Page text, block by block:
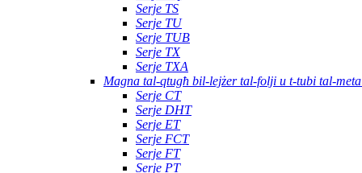
Serje TS
Serje TU
Serje TUB
Serje TX
Serje TXA
Magna tal-qtugħ bil-lejżer tal-folji u t-tubi tal-
Serje CT
Serje DHT
Serje ET
Serje FCT
Serje FT
Serje PT